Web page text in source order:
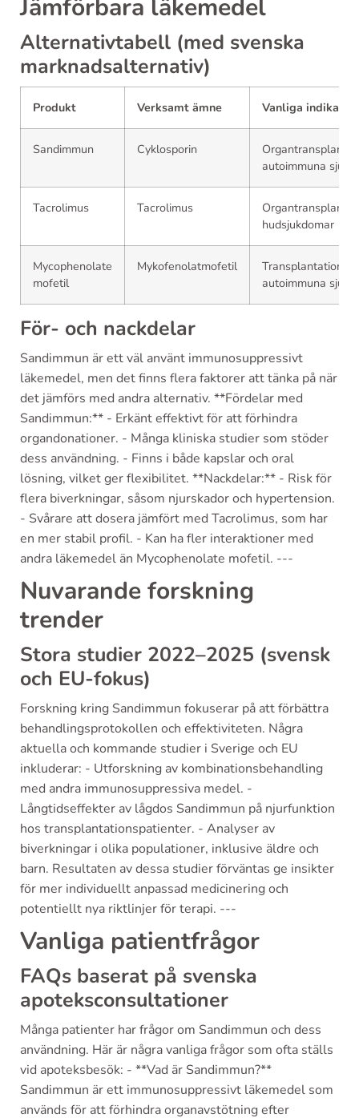
Jämförbara läkemedel
Alternativtabell (med svenska
marknadsalternativ)
Produkt Verksamt ämne Vanliga
Sandimmun Cyklosporin
autoimmuna
Tacrolimus Tacrolimus
hudsjukdomar
Mycophenolate
mofetil
Mykofenolatmofetil
autoimmuna
För- och nackdelar
Sandimmun är ett väl använt immunosuppressivt
läkemedel, men det finns flera faktorer att tänka på när
det jämförs med andra alternativ. **Fördelar med
Sandimmun:** - Erkänt effektivt för att förhindra
organdonationer. - Många kliniska studier som stöder
dess användning. - Finns i både kapslar och oral
lösning, vilket ger flexibilitet. **Nackdelar:** - Risk för
flera biverkningar, såsom njurskador och hypertension.
- Svårare att dosera jämfört med Tacrolimus, som har
en mer stabil profil. - Kan ha fler interaktioner med
andra läkemedel än Mycophenolate mofetil. ---
Nuvarande forskning
trender
Stora studier 2022–2025 (svensk
och EU-fokus)
Forskning kring Sandimmun fokuserar på att förbättra
behandlingsprotokollen och effektiviteten. Några
aktuella och kommande studier i Sverige och EU
inkluderar: - Utforskning av kombinationsbehandling
med andra immunosuppressiva medel. -
Långtidseffekter av lågdos Sandimmun på njurfunktion
hos transplantationspatienter. - Analyser av
biverkningar i olika populationer, inklusive äldre och
barn. Resultaten av dessa studier förväntas ge insikter
för mer individuellt anpassad medicinering och
potentiellt nya riktlinjer för terapi. ---
Vanliga patientfrågor
FAQs baserat på svenska
apoteksconsultationer
Många patienter har frågor om Sandimmun och dess
användning. Här är några vanliga frågor som ofta ställs
vid apoteksbesök: - **Vad är Sandimmun?**
Sandimmun är ett immunosuppressivt läkemedel som
används för att förhindra organavstötning efter